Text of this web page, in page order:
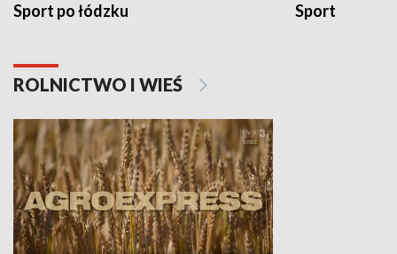
Sport po łódzku Sport
ROLNICTWO I WIEŚ